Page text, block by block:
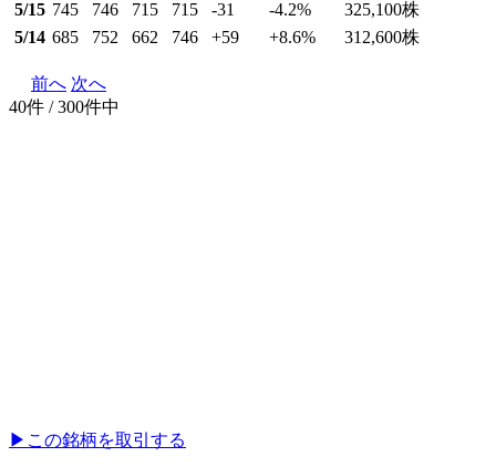
5/15 745 746 715 715 -31 -4.2% 325,100株
5/14 685 752 662 746 +59 +8.6% 312,600株
前へ 次へ
40件 / 300件中
▶︎ この銘柄を取引する